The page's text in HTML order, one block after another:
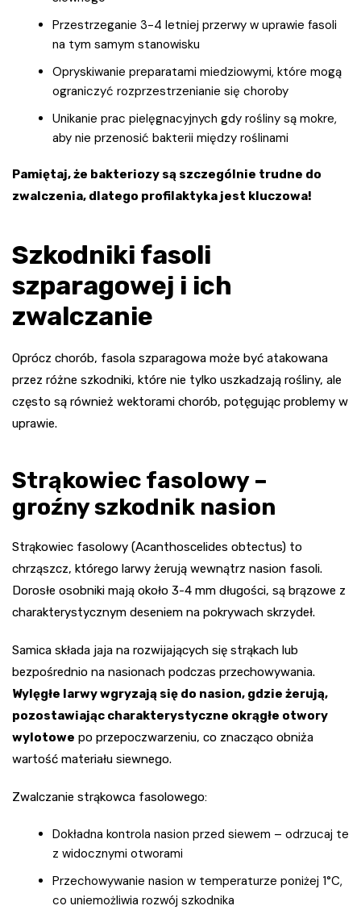
Przestrzeganie 3-4 letniej przerwy w uprawie fasoli
na tym samym stanowisku
Opryskiwanie preparatami miedziowymi, które mogą
ograniczyć rozprzestrzenianie się choroby
Unikanie prac pielęgnacyjnych gdy rośliny są mokre,
aby nie przenosić bakterii między roślinami
Pamiętaj, że bakteriozy są szczególnie trudne do
zwalczenia, dlatego profilaktyka jest kluczowa!
Szkodniki fasoli
szparagowej i ich
zwalczanie
Oprócz chorób, fasola szparagowa może być atakowana
przez różne szkodniki, które nie tylko uszkadzają rośliny, ale
często są również wektorami chorób, potęgując problemy w
uprawie.
Strąkowiec fasolowy –
groźny szkodnik nasion
Strąkowiec fasolowy (Acanthoscelides obtectus) to
chrząszcz, którego larwy żerują wewnątrz nasion fasoli.
Dorosłe osobniki mają około 3-4 mm długości, są brązowe z
charakterystycznym deseniem na pokrywach skrzydeł.
Samica składa jaja na rozwijających się strąkach lub
bezpośrednio na nasionach podczas przechowywania.
Wylęgłe larwy wgryzają się do nasion, gdzie żerują,
pozostawiając charakterystyczne okrągłe otwory
wylotowe po przepoczwarzeniu, co znacząco obniża
wartość materiału siewnego.
Zwalczanie strąkowca fasolowego:
Dokładna kontrola nasion przed siewem – odrzucaj te
z widocznymi otworami
Przechowywanie nasion w temperaturze poniżej 1°C,
co uniemożliwia rozwój szkodnika